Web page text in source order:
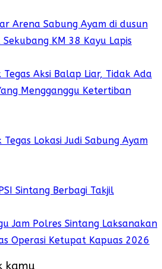
Arena Sabung Ayam di dusun
Sekubang KM 38 Kayu Lapis
Aksi Balap Liar, Tidak Ada
Mengganggu Ketertiban
Lokasi Judi Sabung Ayam
Sintang Berbagi Takjil
Jam Polres Sintang Laksanakan
Operasi Ketupat Kapuas 2026
kamu